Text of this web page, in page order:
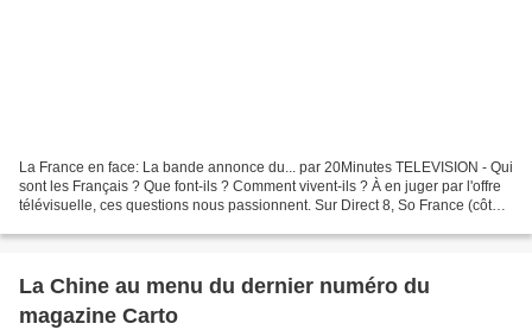
La France en face: La bande annonce du... par 20Minutes TELEVISION - Qui
sont les Français ? Que font-ils ? Comment vivent-ils ? À en juger par l'offre
télévisuelle, ces questions nous passionnent. Sur Direct 8, So France (côté
La Chine au menu du dernier numéro du
magazine Carto